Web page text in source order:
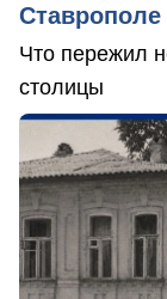
Ставрополе
Что пережил
столицы